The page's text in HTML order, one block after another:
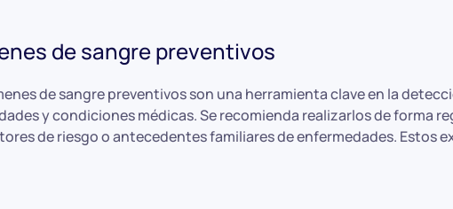
de sangre preventivos
de sangre preventivos son una herramienta clave en la
y condiciones médicas. Se recomienda realizarlos de forma
de riesgo o antecedentes familiares de enfermedades. Estos